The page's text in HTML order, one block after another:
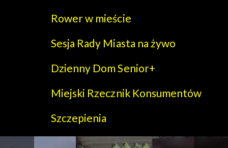
Rower w mieście
Sesja Rady Miasta na żywo
Dzienny Dom Senior+
Miejski Rzecznik Konsumentów
Szczepienia